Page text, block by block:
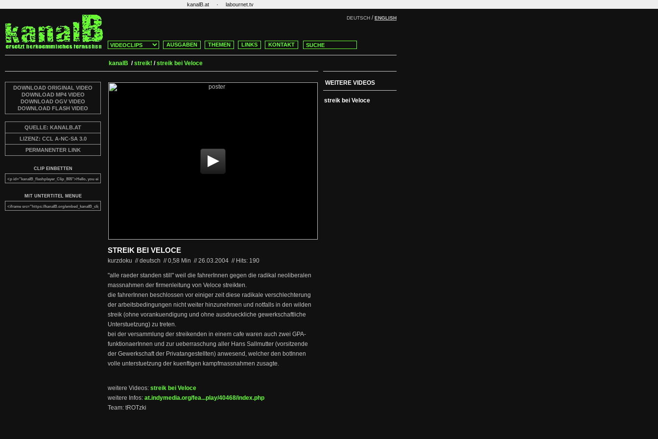
kanalB.at · labournet.tv
DEUTSCH /ENGLISH
AUSGABEN THEMEN LINKS KONTAKT
kanalB /streik! /streik bei Veloce
DOWNLOAD ORIGINAL VIDEO
DOWNLOAD MP4 VIDEO
DOWNLOAD OGV VIDEO
DOWNLOAD FLASH VIDEO
QUELLE: KANALB.AT
LIZENZ: CCL A-NC-SA 3.0
PERMANENTER LINK
CLIP EINBETTEN
MIT UNTERTITEL MENUE
STREIK BEI VELOCE
kurzdoku // deutsch //0,58 Min //26.03.2004 // Hits: 190
"alle raeder standen still" weil die fahrerInnen gegen die radikal neoliberalen
massnahmen der firmenleitung von Veloce streikten.
die fahrerInnen beschlossen vor einiger zeit diese radikale verschlechterung
der arbeitsbedingungen nicht weiter hinzunehmen und notfalls in den wilden
streik (ohne vorankuendigung und ohne ausdrueckliche gewerkschaftliche
Unterstuetzung) zu treten.
bei der versammlung der streikenden in einem cafe waren auch zwei GPA-
funktionaerInnen und zur ueberraschung aller Hans Sallmutter (vorsitzende
der Gewerkschaft der Privatangestellten) anwesend, welcher den botInnen
volle unterstuetzung der kuenftigen kampfmassnahmen zusagte.
weitere Videos: streik bei Veloce
weitere Infos: at.indymedia.org/fea...play/40468/index.php
Team: tROTzki
WEITERE VIDEOS
streik bei Veloce